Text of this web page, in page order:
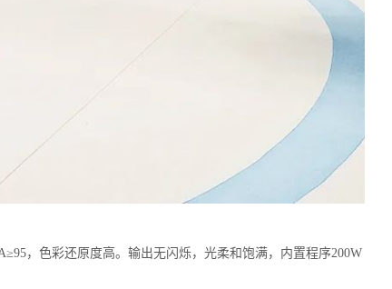
，色彩还原度高。输出无闪烁，光柔和饱满，内置程序200W